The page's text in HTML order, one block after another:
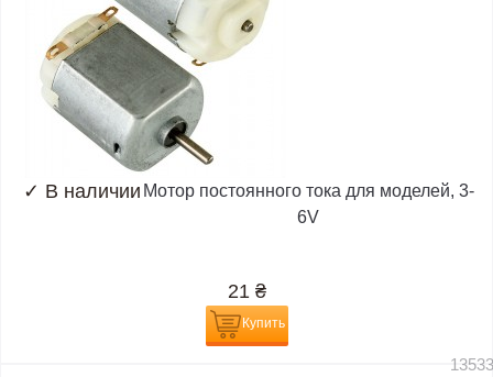
✓ В наличии Мотор постоянного тока для моделей, 3-
6V
21 ₴
Купить